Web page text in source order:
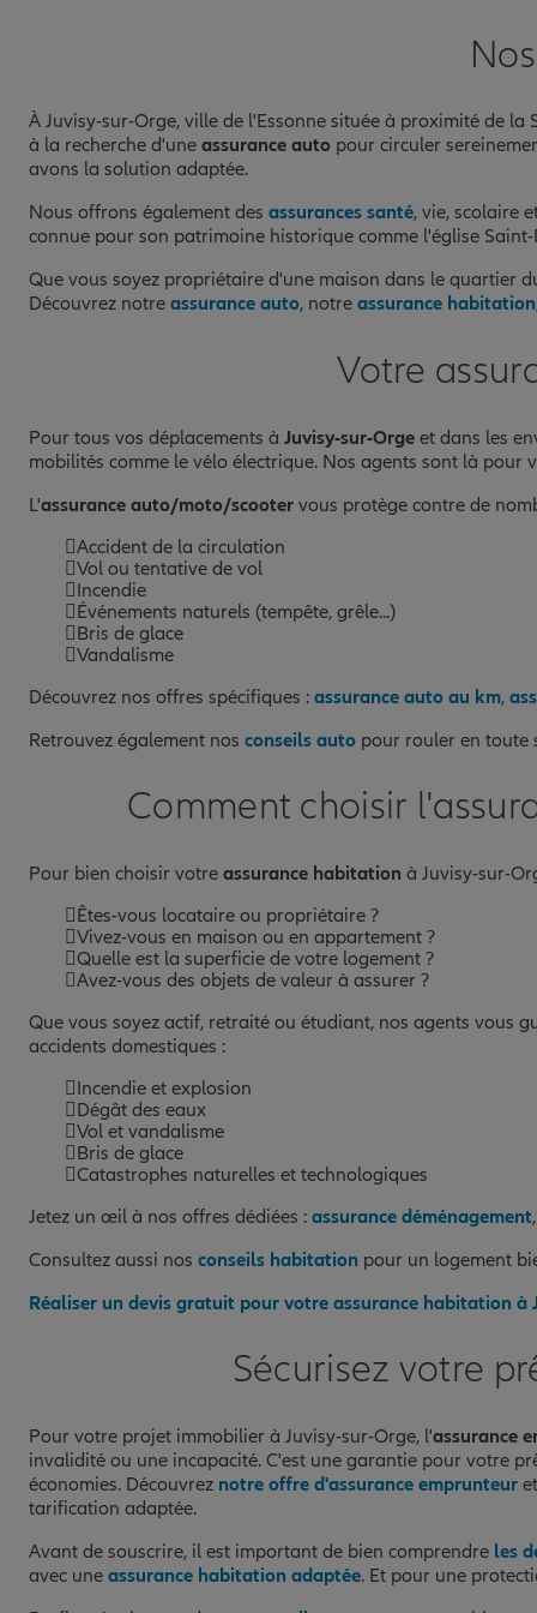
À Juvisy-sur-Orge, ville de l'Essonne située à proximité de
à la recherche d'une assurance auto pour circuler
avons la solution adaptée.
Nous offrons également des assurances santé, vie, scolaire
connue pour son patrimoine historique comme l'église
Que vous soyez propriétaire d'une maison dans le quartier
Découvrez notre assurance auto, notre assurance habitation
Votre
Pour tous vos déplacements à Juvisy-sur-Orge et dans les
mobilités comme le vélo électrique. Nos agents sont là
L'assurance auto/moto/scooter vous protège contre de
Accident de la circulation
Vol ou tentative de vol
Incendie
Événements naturels (tempête, grêle...)
Bris de glace
Vandalisme
Découvrez nos offres spécifiques : assurance auto au km,
Retrouvez également nos conseils auto pour rouler en toute
Comment choisir
Pour bien choisir votre assurance habitation à Juvisy-sur-
Êtes-vous locataire ou propriétaire ?
Vivez-vous en maison ou en appartement ?
Quelle est la superficie de votre logement ?
Avez-vous des objets de valeur à assurer ?
Que vous soyez actif, retraité ou étudiant, nos agents vous
accidents domestiques :
Incendie et explosion
Dégât des eaux
Vol et vandalisme
Bris de glace
Catastrophes naturelles et technologiques
Jetez un œil à nos offres dédiées : assurance déménagement,
Consultez aussi nos conseils habitation pour un logement
Réaliser un devis gratuit pour votre assurance habitation à
Sécurisez votre
Pour votre projet immobilier à Juvisy-sur-Orge, l'assurance
invalidité ou une incapacité. C'est une garantie pour votre
économies. Découvrez notre offre d'assurance emprunteur
tarification adaptée.
Avant de souscrire, il est important de bien comprendre les
avec une assurance habitation adaptée. Et pour une